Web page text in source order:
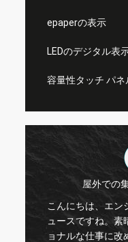
epaperの表示
LEDのデジタル表
容量性タッチ パネ
屋外での
こんにちは、エン
ュースですね。素
ョナルな仕事に改